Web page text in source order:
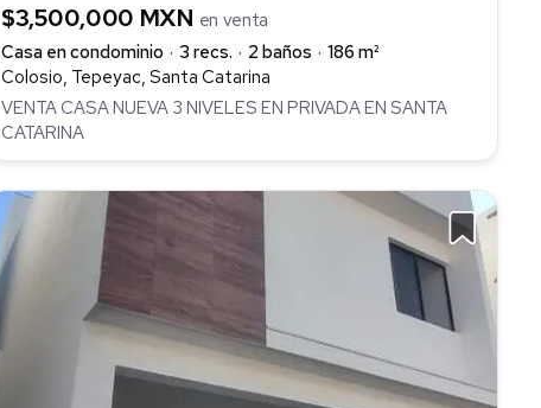
$3,500,000 MXN en venta
Casa en condominio
3 recs. 2 baños
186 m²
Colosio, Tepeyac, Santa Catarina
VENTA CASA NUEVA 3 NIVELES EN PRIVADA EN SANTA
CATARINA